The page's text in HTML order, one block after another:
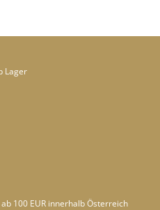
Lager
100 EUR innerhalb Österreich